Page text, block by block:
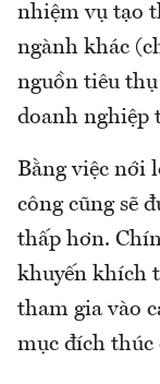
nhiệm vụ tạo
ngành khác
nguồn tiêu
doanh nghiệp
Bằng việc nới
công cũng sẽ
thấp hơn.
khuyến khích
tham gia vào
mục đích thúc